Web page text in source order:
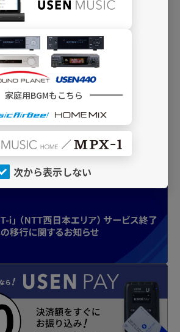
による『Angelic Orgel』の素敵な音
バラード・フュージョン
ちに捧げるスウィートなバラード・フ
ン
家庭用BGMもこちら
次から表示しない